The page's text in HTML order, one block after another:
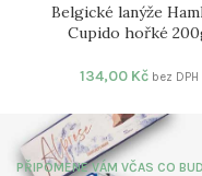
Belgické lanýže
Cupido hořké
134,00 Kč bez DPH
PŘIPOMENE VÁM VČAS CO